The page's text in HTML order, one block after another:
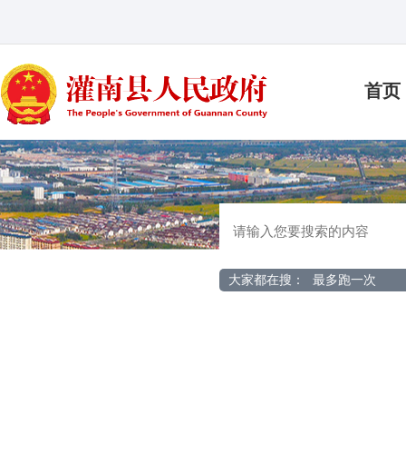
首页
大家都在搜： 最多跑一次